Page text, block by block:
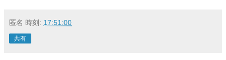
匿名 時刻: 17:51:00
共有